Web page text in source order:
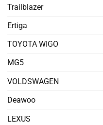
Trailblazer
Ertiga
TOYOTA WIGO
MG5
VOLDSWAGEN
Deawoo
LEXUS